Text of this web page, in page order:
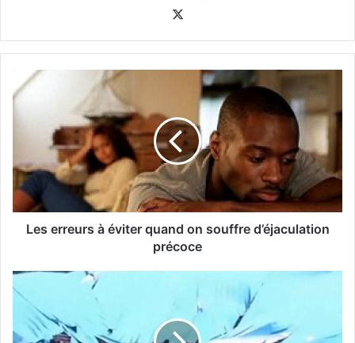
Les erreurs à éviter quand on souffre d’éjaculation
précoce